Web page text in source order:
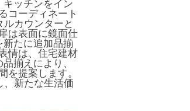
ッチンをイン
コーディネート
カウンターと
は表面に鏡面仕
新たに追加品揃
情は、住宅建材
揃えにより、
を提案します。
、新たな生活価